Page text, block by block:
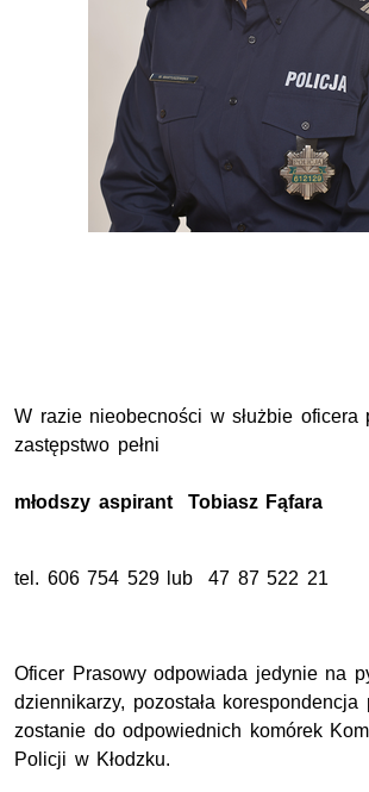
W razie nieobecności w służbie oficera
zastępstwo pełni
młodszy aspirant Tobiasz Fąfara
tel. 606 754 529 lub 47 87 522 21
Oficer Prasowy odpowiada jedynie na
dziennikarzy, pozostała korespondencja
zostanie do odpowiednich komórek
Policji w Kłodzku.